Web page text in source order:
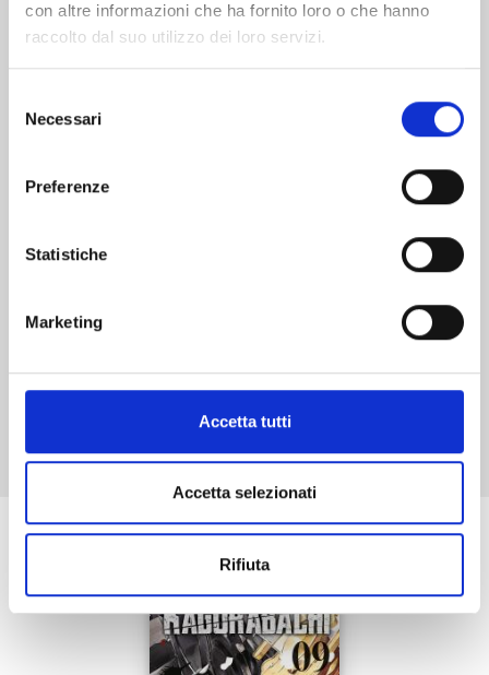
con altre informazioni che ha fornito loro o che hanno
raccolto dal suo utilizzo dei loro servizi.
delNecessari
Preferenze
Statistiche
Marketing
Accetta tutti
Accetta selezionati
Rifiuta
Se ti è piaciuto prova anche: